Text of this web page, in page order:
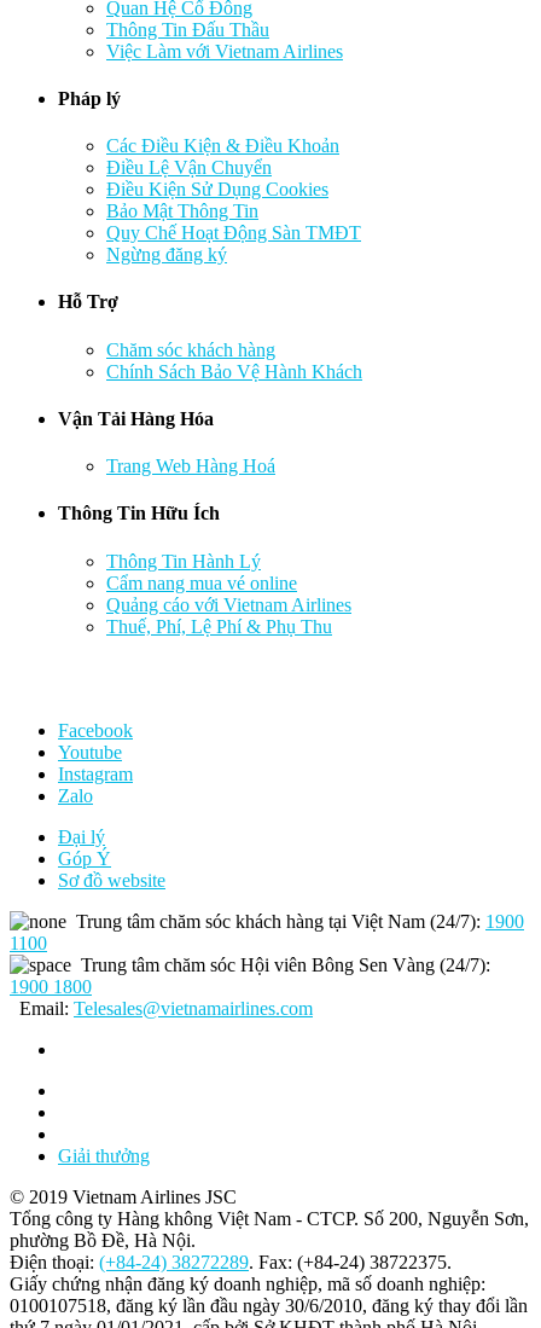
Quan Hệ Cổ Đông
Thông Tin Đấu Thầu
Việc Làm với Vietnam Airlines
Pháp lý
Các Điều Kiện & Điều Khoản
Điều Lệ Vận Chuyển
Điều Kiện Sử Dụng Cookies
Bảo Mật Thông Tin
Quy Chế Hoạt Động Sàn TMĐT
Ngừng đăng ký
Hỗ Trợ
Chăm sóc khách hàng
Chính Sách Bảo Vệ Hành Khách
Vận Tải Hàng Hóa
Trang Web Hàng Hoá
Thông Tin Hữu Ích
Thông Tin Hành Lý
Cẩm nang mua vé online
Quảng cáo với Vietnam Airlines
Thuế, Phí, Lệ Phí & Phụ Thu
Facebook
Youtube
Instagram
Zalo
Đại lý
Góp Ý
Sơ đồ website
Trung tâm chăm sóc khách hàng tại Việt Nam (24/7): 1900
1100
Trung tâm chăm sóc Hội viên Bông Sen Vàng (24/7):
1900 1800
Email: Telesales@vietnamairlines.com
Giải thưởng
© 2019 Vietnam Airlines JSC
Tổng công ty Hàng không Việt Nam - CTCP. Số 200, Nguyễn Sơn,
phường Bồ Đề, Hà Nội.
Điện thoại: (+84-24) 38272289. Fax: (+84-24) 38722375.
Giấy chứng nhận đăng ký doanh nghiệp, mã số doanh nghiệp:
0100107518, đăng ký lần đầu ngày 30/6/2010, đăng ký thay đổi lần